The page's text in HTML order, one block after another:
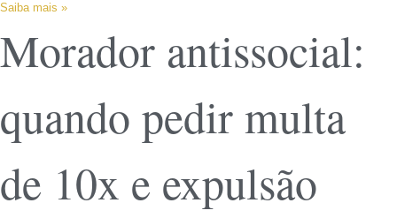
Saiba mais »
Morador antissocial:
quando pedir multa
de 10x e expulsão